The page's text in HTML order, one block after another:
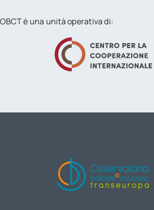
OBCT è una unità operativa di: